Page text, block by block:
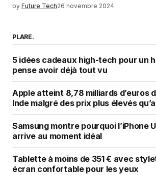
by Future Tech26 novembre 2024
PLARE.
5 idées cadeaux high-tech pour un
pense avoir déjà tout vu
Apple atteint 8,78 milliards d’euros
Inde malgré des prix plus élevés
Samsung montre pourquoi l’iPhone
arrive au moment idéal
Tablette à moins de 351 € avec
écran confortable pour les yeux